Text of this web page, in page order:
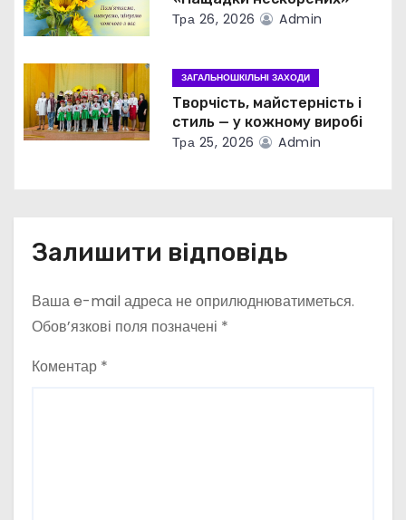
с
і
в
Тра 26, 2026 Admin
ЗАГАЛЬНОШКІЛЬНІ ЗАХОДИ
Творчість, майстерність і
стиль — у кожному виробі
Тра 25, 2026 Admin
Залишити відповідь
Ваша e-mail адреса не оприлюднюватиметься.
Обов’язкові поля позначені *
Коментар *